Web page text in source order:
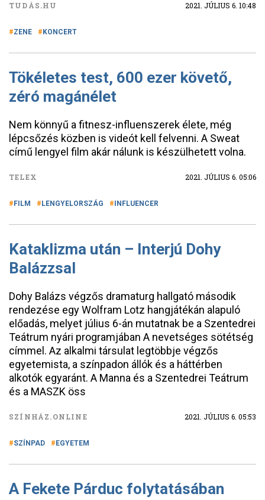
TUDÁS.HU 2021. JÚLIUS 6. 10:48
ZENE KONCERT
Tökéletes test, 600 ezer követő,
zéró magánélet
Nem könnyű a fitnesz-influenszerek élete, még
lépcsőzés közben is videót kell felvenni. A Sweat
című lengyel film akár nálunk is készülhetett volna.
TELEX 2021. JÚLIUS 6. 05:06
FILM LENGYELORSZÁG INFLUENCER
Kataklizma után – Interjú Dohy
Balázzsal
Dohy Balázs végzős dramaturg hallgató második
rendezése egy Wolfram Lotz hangjátékán alapuló
előadás, melyet július 6-án mutatnak be a Szentedrei
Teátrum nyári programjában A nevetséges sötétség
címmel. Az alkalmi társulat legtöbbje végzős
egyetemista, a színpadon állók és a háttérben
alkotók egyaránt. A Manna és a Szentedrei Teátrum
és a MASZK öss
SZÍNHÁZ.ONLINE 2021. JÚLIUS 6. 05:53
SZÍNPAD EGYETEM
A Fekete Párduc folytatásában